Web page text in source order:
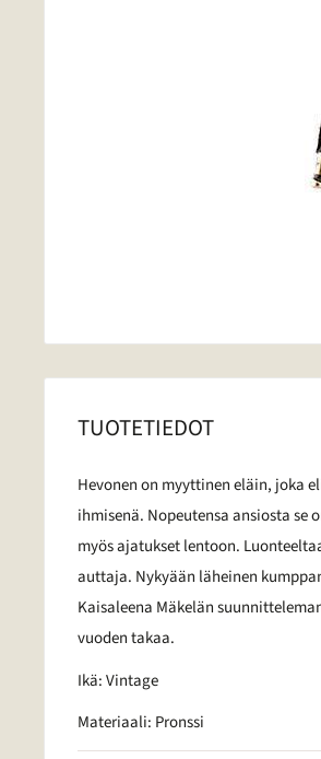
TUOTETIEDOT
Hevonen on myyttinen eläin, joka
ihmisenä. Nopeutensa ansiosta se
myös ajatukset lentoon.
auttaja. Nykyään läheinen
Kaisaleena Mäkelän
vuoden takaa.
Ikä: Vintage
Materiaali: Pronssi